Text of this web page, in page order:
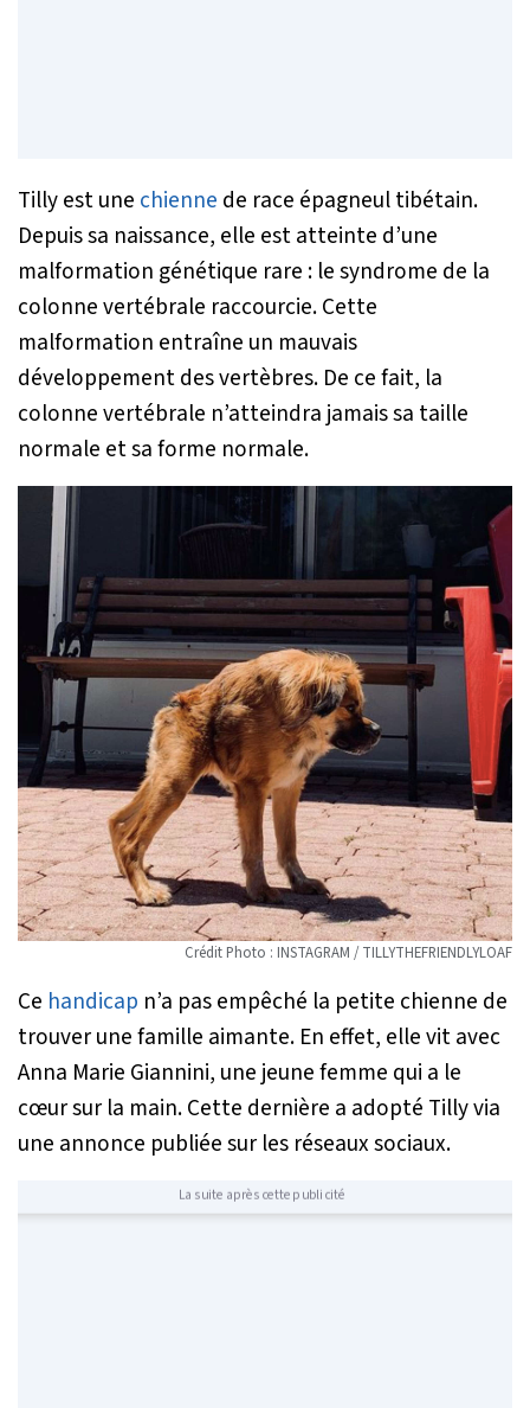
Tilly est une chienne de race épagneul tibétain.
Depuis sa naissance, elle est atteinte d’une
malformation génétique rare : le syndrome de la
colonne vertébrale raccourcie. Cette
malformation entraîne un mauvais
développement des vertèbres. De ce fait, la
colonne vertébrale n’atteindra jamais sa taille
normale et sa forme normale.
Crédit Photo : INSTAGRAM / TILLYTHEFRIENDLYLOAF
Ce handicap n’a pas empêché la petite chienne de
trouver une famille aimante. En effet, elle vit avec
Anna Marie Giannini, une jeune femme qui a le
cœur sur la main. Cette dernière a adopté Tilly via
une annonce publiée sur les réseaux sociaux.
La suite après cette publicité